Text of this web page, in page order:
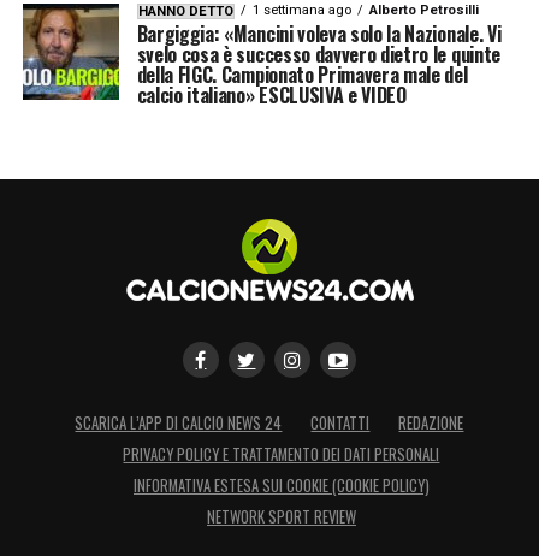
HANNO DETTO 1 settimana ago Alberto Petrosilli
Bargiggia: «Mancini voleva solo la Nazionale. Vi
svelo cosa è successo davvero dietro le quinte
della FIGC. Campionato Primavera male del
calcio italiano» ESCLUSIVA e VIDEO
SCARICA L’APP DI CALCIO NEWS 24 CONTATTI
REDAZIONE
PRIVACY POLICY E TRATTAMENTO DEI DATI PERSONALI
INFORMATIVA ESTESA SUI COOKIE (COOKIE POLICY)
NETWORK SPORT REVIEW